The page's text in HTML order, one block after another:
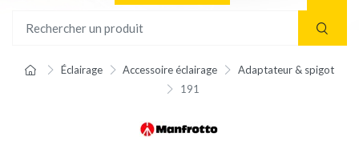
Éclairage Accessoire éclairage
Adaptateur & spigot
191